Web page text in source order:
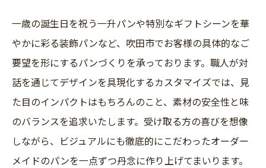
一歳の誕生日を祝う一升パンや特別なギフトシーンを華
やかに彩る装飾パンなど、吹田市でお客様の具体的なご
要望を形にするパンづくりを承っております。職人が対
話を通じてデザインを具現化するカスタマイズでは、見
た目のインパクトはもちろんのこと、素材の安全性と味
のバランスを追求いたします。受け取る方の喜びを想像
しながら、ビジュアルにも徹底的にこだわったオーダー
メイドのパンを一点ずつ丹念に作り上げてまいります。